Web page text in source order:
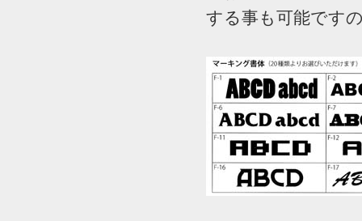
する事も可能です